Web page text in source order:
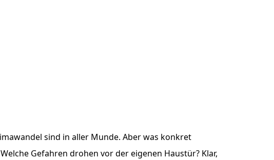
sind in aller Munde. Aber was konkret
Gefahren drohen vor der eigenen Haustür? Klar,